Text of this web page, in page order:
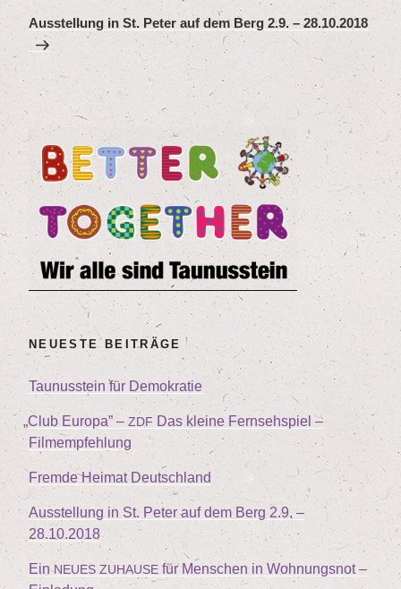
Beitrag
Aus­stel­lung in St. Peter auf dem Berg2.9. –28.10.2018
NEU­ES­TE BEITRÄGE
Tau­nus­stein für Demokratie
„Club Euro­pa” – ZDFDas klei­ne Fern­seh­spiel –
Filmempfehlung
Frem­de Hei­mat Deutschland
Aus­stel­lung in St. Peter auf dem Berg 2.9. –
28.10.2018
EinNEUES ZUHAUSE für Men­schen in Woh­nungs­not –